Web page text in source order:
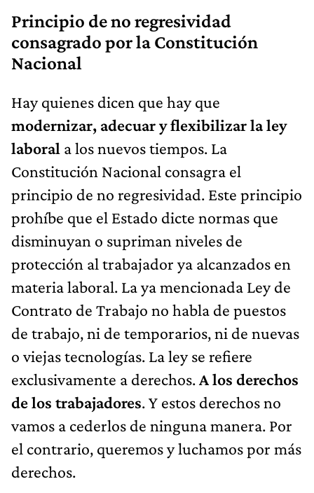
Principio de no regresividad
consagrado por la Constitución
Nacional
Hay quienes dicen que hay que
modernizar, adecuar y flexibilizar la ley
laboral a los nuevos tiempos. La
Constitución Nacional consagra el
principio de no regresividad. Este principio
prohíbe que el Estado dicte normas que
disminuyan o supriman niveles de
protección al trabajador ya alcanzados en
materia laboral. La ya mencionada Ley de
Contrato de Trabajo no habla de puestos
de trabajo, ni de temporarios, ni de nuevas
o viejas tecnologías. La ley se refiere
exclusivamente a derechos.A los derechos
de los trabajadores. Y estos derechos no
vamos a cederlos de ninguna manera. Por
el contrario, queremos y luchamos por más
derechos.